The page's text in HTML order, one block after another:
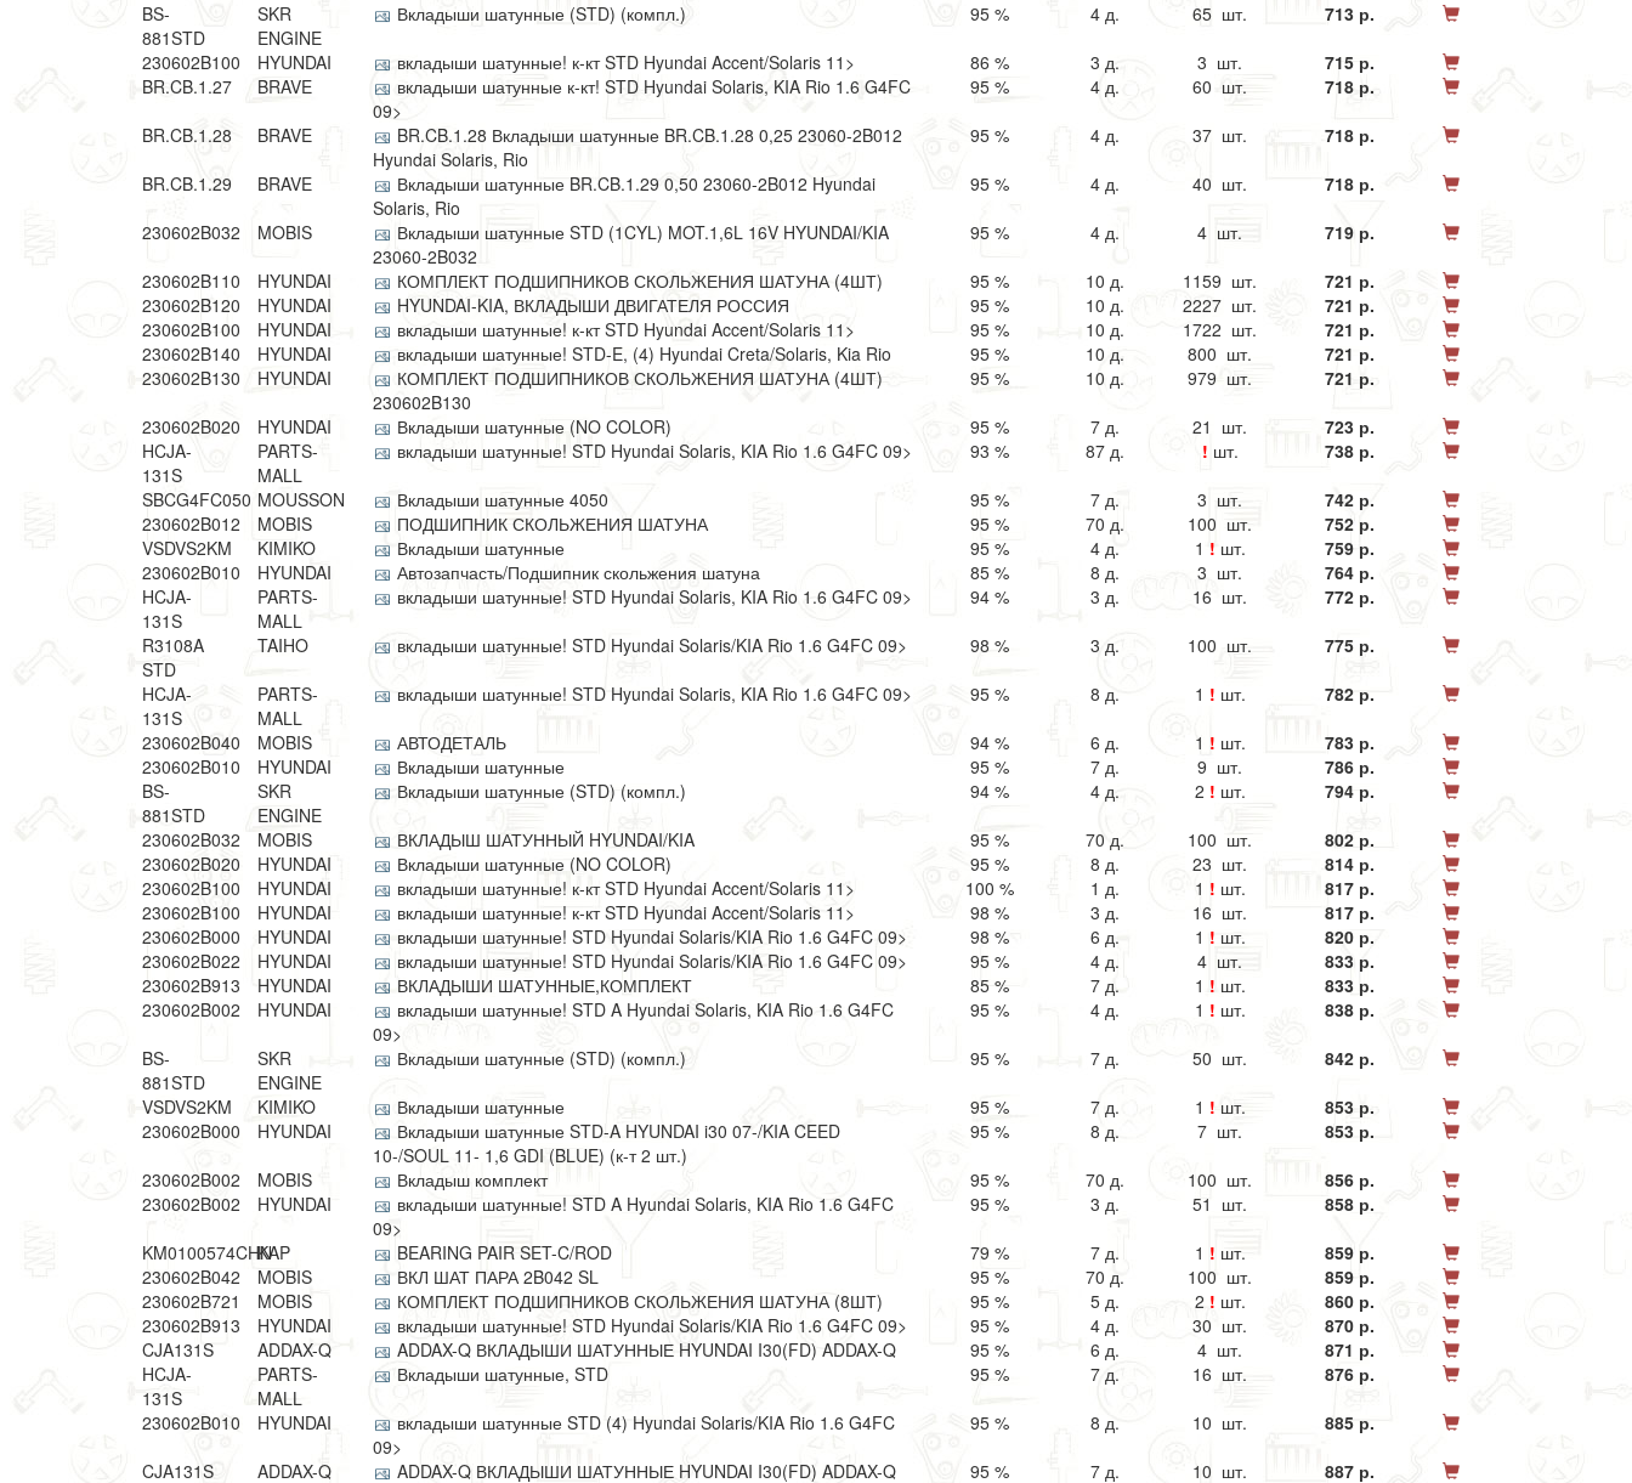
BS-
881STD
SKR
ENGINE
Вкладыши шатунные (STD) (компл.) 95 % 4 д. 65 шт.
713 р.
230602B100
HYUNDAI вкладыши шатунные! к-кт STD Hyundai Accent/Solaris 11> 86 % 3 д. 3 шт.
715 р.
BR.CB.1.27
BRAVE
вкладыши шатунные к-кт! STD Hyundai Solaris, KIA Rio 1.6 G4FC
09>
95 % 4 д. 60 шт.
718 р.
BR.CB.1.28
BRAVE
BR.CB.1.28 Вкладыши шатунные BR.CB.1.28 0,25 23060-2B012
Hyundai Solaris, Rio
95 % 4 д. 37 шт.
718 р.
BR.CB.1.29
BRAVE
Вкладыши шатунные BR.CB.1.29 0,50 23060-2B012 Hyundai
Solaris, Rio
95 % 4 д. 40 шт.
718 р.
230602B032
MOBIS
Вкладыши шатунные STD (1CYL) MOT.1,6L 16V HYUNDAI/KIA
23060-2B032
95 % 4 д. 4 шт.
719 р.
230602B110
HYUNDAI КОМПЛЕКТ ПОДШИПНИКОВ СКОЛЬЖЕНИЯ ШАТУНА (4ШТ) 95 % 10 д. 1159 шт.
721 р.
230602B120
HYUNDAI HYUNDAI-KIA, ВКЛАДЫШИ ДВИГАТЕЛЯ РОССИЯ 95 % 10 д. 2227 шт.
721 р.
230602B100
HYUNDAI вкладыши шатунные! к-кт STD Hyundai Accent/Solaris 11> 95 % 10 д. 1722 шт.
721 р.
230602B140
HYUNDAI вкладыши шатунные! STD-E, (4) Hyundai Creta/Solaris, Kia Rio 95 % 10 д. 800 шт.
721 р.
230602B130
HYUNDAI
КОМПЛЕКТ ПОДШИПНИКОВ СКОЛЬЖЕНИЯ ШАТУНА (4ШТ)
230602B130
95 % 10 д. 979 шт.
721 р.
230602B020
HYUNDAI Вкладыши шатунные (NO COLOR) 95 % 7 д. 21 шт.
723 р.
HCJA-
131S
PARTS-
MALL
вкладыши шатунные! STD Hyundai Solaris, KIA Rio 1.6 G4FC 09> 93 % 87 д. ! шт.
738 р.
SBCG4FC050 MOUSSON Вкладыши шатунные 4050 95 % 7 д. 3 шт.
742 р.
230602B012
MOBIS ПОДШИПНИК СКОЛЬЖЕНИЯ ШАТУНА 95 % 70 д. 100 шт.
752 р.
VSDVS2KM
KIMIKO Вкладыши шатунные 95 % 4 д. 1 ! шт.
759 р.
230602B010
HYUNDAI Автозапчасть/Подшипник скольжения шатуна 85 % 8 д. 3 шт.
764 р.
HCJA-
131S
PARTS-
MALL
вкладыши шатунные! STD Hyundai Solaris, KIA Rio 1.6 G4FC 09> 94 % 3 д. 16 шт.
772 р.
R3108A
STD
TAIHO вкладыши шатунные! STD Hyundai Solaris/KIA Rio 1.6 G4FC 09> 98 % 3 д. 100 шт.
775 р.
HCJA-
131S
PARTS-
MALL
вкладыши шатунные! STD Hyundai Solaris, KIA Rio 1.6 G4FC 09> 95 % 8 д. 1 ! шт.
782 р.
230602B040
MOBIS АВТОДЕТАЛЬ 94 % 6 д. 1 ! шт.
783 р.
230602B010
HYUNDAI Вкладыши шатунные 95 % 7 д. 9 шт.
786 р.
BS-
881STD
SKR
ENGINE
Вкладыши шатунные (STD) (компл.) 94 % 4 д. 2 ! шт.
794 р.
230602B032
MOBIS ВКЛАДЫШ ШАТУННЫЙ HYUNDAI/KIA 95 % 70 д. 100 шт.
802 р.
230602B020
HYUNDAI Вкладыши шатунные (NO COLOR) 95 % 8 д. 23 шт.
814 р.
230602B100
HYUNDAI вкладыши шатунные! к-кт STD Hyundai Accent/Solaris 11> 100 % 1 д. 1 ! шт.
817 р.
230602B100
HYUNDAI вкладыши шатунные! к-кт STD Hyundai Accent/Solaris 11> 98 % 3 д. 16 шт.
817 р.
230602B000
HYUNDAI вкладыши шатунные! STD Hyundai Solaris/KIA Rio 1.6 G4FC 09> 98 % 6 д. 1 ! шт.
820 р.
230602B022
HYUNDAI вкладыши шатунные! STD Hyundai Solaris/KIA Rio 1.6 G4FC 09> 95 % 4 д. 4 шт.
833 р.
230602B913
HYUNDAI ВКЛАДЫШИ ШАТУННЫЕ,КОМПЛЕКТ 85 % 7 д. 1 ! шт.
833 р.
230602B002
HYUNDAI
вкладыши шатунные! STD A Hyundai Solaris, KIA Rio 1.6 G4FC
09>
95 % 4 д. 1 ! шт.
838 р.
BS-
881STD
SKR
ENGINE
Вкладыши шатунные (STD) (компл.) 95 % 7 д. 50 шт.
842 р.
VSDVS2KM
KIMIKO Вкладыши шатунные 95 % 7 д. 1 ! шт.
853 р.
230602B000
HYUNDAI
Вкладыши шатунные STD-A HYUNDAI i30 07-/KIA CEED
10-/SOUL 11- 1,6 GDI (BLUE) (к-т 2 шт.)
95 % 8 д. 7 шт.
853 р.
230602B002
MOBIS Вкладыш комплект 95 % 70 д. 100 шт.
856 р.
230602B002
HYUNDAI
вкладыши шатунные! STD A Hyundai Solaris, KIA Rio 1.6 G4FC
09>
95 % 3 д. 51 шт.
858 р.
KM0100574CHNKAP BEARING PAIR SET-C/ROD 79 % 7 д. 1 ! шт.
859 р.
230602B042
MOBIS ВКЛ ШАТ ПАРА 2B042 SL 95 % 70 д. 100 шт.
859 р.
230602B721
MOBIS КОМПЛЕКТ ПОДШИПНИКОВ СКОЛЬЖЕНИЯ ШАТУНА (8ШТ) 95 % 5 д. 2 ! шт.
860 р.
230602B913
HYUNDAI вкладыши шатунные! STD Hyundai Solaris/KIA Rio 1.6 G4FC 09> 95 % 4 д. 30 шт.
870 р.
CJA131S
ADDAX-Q ADDAX-Q ВКЛАДЫШИ ШАТУННЫЕ HYUNDAI I30(FD) ADDAX-Q 95 % 6 д. 4 шт.
871 р.
HCJA-
131S
PARTS-
MALL
Вкладыши шатунные, STD 95 % 7 д. 16 шт.
876 р.
230602B010
HYUNDAI
вкладыши шатунные STD (4) Hyundai Solaris/KIA Rio 1.6 G4FC
09>
95 % 8 д. 10 шт.
885 р.
CJA131S
ADDAX-Q ADDAX-Q ВКЛАДЫШИ ШАТУННЫЕ HYUNDAI I30(FD) ADDAX-Q 95 % 7 д. 10 шт. 887 р.